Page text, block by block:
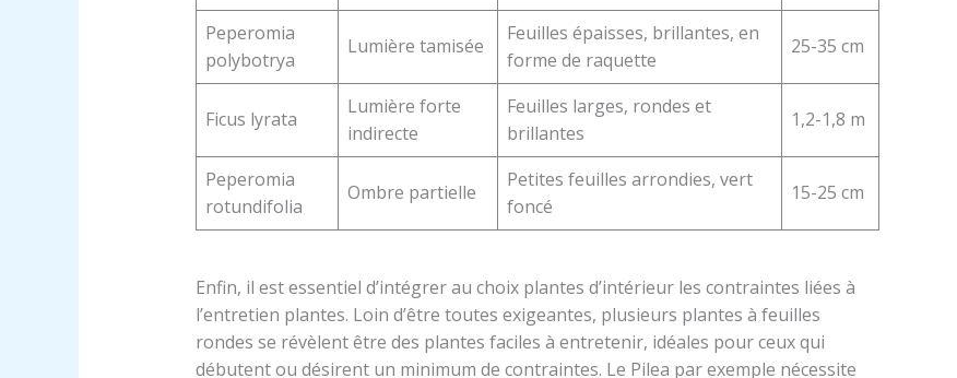
Peperomia
polybotrya
Lumière tamisée
Feuilles épaisses, brillantes, en
forme de raquette
25-35 cm
Ficus lyrata
Lumière forte
indirecte
Feuilles larges, rondes et
brillantes
1,2-1,8 m
Peperomia
rotundifolia
Ombre partielle
Petites feuilles arrondies, vert
foncé
15-25 cm
Enfin, il est essentiel d’intégrer au choix plantes d’intérieur les contraintes liées à
l’entretien plantes. Loin d’être toutes exigeantes, plusieurs plantes à feuilles
rondes se révèlent être des plantes faciles à entretenir, idéales pour ceux qui
débutent ou désirent un minimum de contraintes. Le Pilea par exemple nécessite